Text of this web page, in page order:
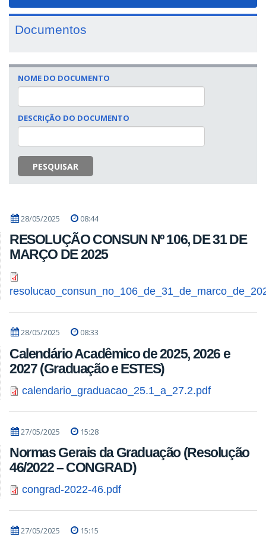
Documentos
NOME DO DOCUMENTO
DESCRIÇÃO DO DOCUMENTO
PESQUISAR
28/05/2025 08:44
RESOLUÇÃO CONSUN Nº 106, DE 31 DE
MARÇO DE 2025
28/05/2025 08:33
Calendário Acadêmico de 2025, 2026 e
2027 (Graduação e ESTES)
calendario_graduacao_25.1_a_27.2.pdf
27/05/2025 15:28
Normas Gerais da Graduação (Resolução
46/2022 – CONGRAD)
congrad-2022-46.pdf
27/05/2025 15:15